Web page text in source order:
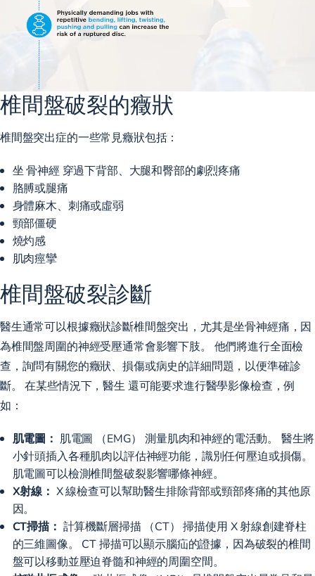
椎間盤破裂的癥狀
椎間盤突出症的一些常見癥狀包括：
坐骨神經 穿過下背部、大腿和臀部的劇烈疼痛
胳膊或腿痛
身體麻木、刺痛或虛弱
頸部僵硬
燒灼感
肌肉痙攣
椎間盤破裂診斷
醫生通常可以根據癥狀診斷椎間盤突出，尤其是坐骨神經痛，因
為椎間盤周圍的神經受壓通常會影響下肢。 他們將進行全面檢
查，詢問有關您的癥狀、損傷或病史的詳細問題，以便準確診
斷。 在某些情況下，醫生 還可能要求進行醫學影像檢查 ，例
如：
肌電圖： 肌電圖 （EMG） 測量肌肉和神經的電活動。 醫生將
小針頭插入各種肌肉以評估神經功能，識別任何壓迫或損傷。
肌電圖可以檢測椎間盤破裂影響哪條神經。
X射線： X 線檢查可以幫助醫生排除背部或頸部疼痛的其他原
因。
CT掃描： 計算機斷層掃描 （CT） 掃描使用 X 射線創建脊柱
的三維圖像。 CT 掃描可以顯示腦疝的證據，因為破裂的椎間
盤可以移動並壓迫脊髓和神經的周圍空間。